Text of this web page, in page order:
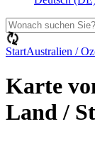
StartAustralien /
Karte
Land /